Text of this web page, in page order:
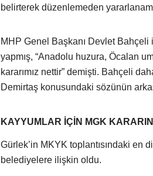
belirterek düzenlemeden
MHP Genel Başkanı Devlet Bahçeli
yapmış, “Anadolu huzura, Öcalan
kararımız nettir” demişti. Bahçeli
Demirtaş konusundaki sözünün
KAYYUMLAR İÇİN MGK
Gürlek’in MKYK toplantısındaki
belediyelere ilişkin oldu.